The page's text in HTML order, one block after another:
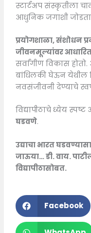
स्टार्टअप संस्कृतीला
आधुनिक जगाशी
प्रयोगशाळा, संशोधन
जीवनमूल्यांवर
सर्वांगीण विकास
बांधिलकी घेऊन येथील
नवसंजीवनी देण्याचे
विद्यापीठाचे ध्येय
घडवणे.
उद्याचा भारत
जाऊया… डी. वाय.
विद्यापीठासोबत.
Facebook